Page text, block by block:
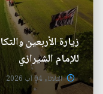
زيارة الأربعين
للإمام الشيرازي
الثلاثاء 04 آب 2026